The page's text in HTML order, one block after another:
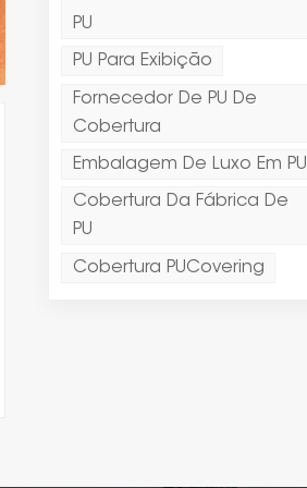
PU
PU Para Exibição
Fornecedor De PU De
Cobertura
Embalagem De Luxo Em PU
Cobertura Da Fábrica De
PU
Cobertura PUCovering